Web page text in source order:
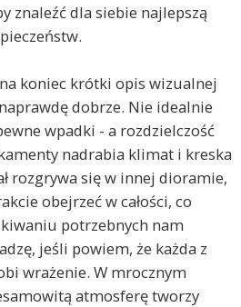
znaleźć dla siebie najlepszą
koniec krótki opis wizualnej
dobrze. Nie idealnie
wpadki - a rozdzielczość
nadrabia klimat i kreska
rozgrywa się w innej dioramie,
obejrzeć w całości, co
potrzebnych nam
jeśli powiem, że każda z
wrażenie. W mrocznym
atmosferę tworzy